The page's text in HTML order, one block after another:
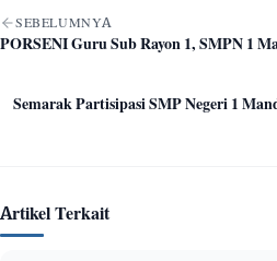
Navigasi artikel
SEBELUMNYA
PORSENI Guru Sub Rayon 1, SMPN 1
Semarak Partisipasi SMP Negeri 1
Artikel Terkait